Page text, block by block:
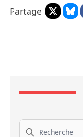
Partage
Recherche